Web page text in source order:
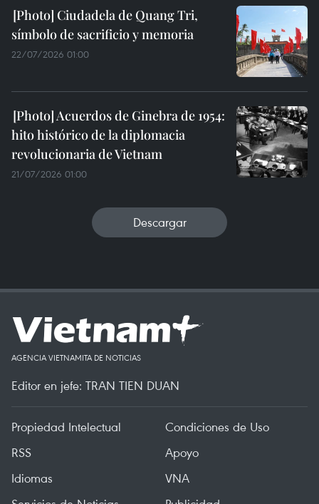
Ciudadela de Quang Tri,
símbolo de sacrificio y memoria
22/07/2026 01:00
Acuerdos de Ginebra de 1954:
hito histórico de la diplomacia
revolucionaria de Vietnam
21/07/2026 01:00
Descargar
AGENCIA VIETNAMITA DE NOTICIAS
Editor en jefe: TRAN TIEN DUAN
Propiedad Intelectual
Condiciones de Uso
RSS
Apoyo
Idiomas
VNA